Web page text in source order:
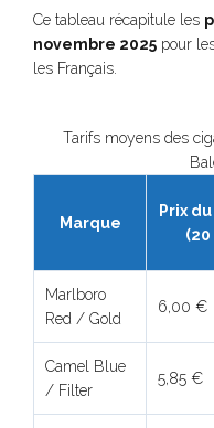
Ce tableau récapitule les
novembre 2025 pour
les Français.
Tarifs moyens des
Marque
Prix
(20
Marlboro
Red / Gold
6,00 €
Camel Blue
/ Filter
5,85 €